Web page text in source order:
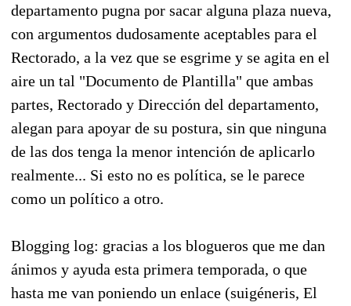
departamento pugna por sacar alguna plaza nueva,
con argumentos dudosamente aceptables para el
Rectorado, a la vez que se esgrime y se agita en el
aire un tal "Documento de Plantilla" que ambas
partes, Rectorado y Dirección del departamento,
alegan para apoyar de su postura, sin que ninguna
de las dos tenga la menor intención de aplicarlo
realmente... Si esto no es política, se le parece
como un político a otro.
Blogging log: gracias a los blogueros que me dan
ánimos y ayuda esta primera temporada, o que
hasta me van poniendo un enlace (suigéneris, El